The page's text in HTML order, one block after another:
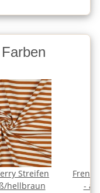
Streifen
hellbraun
-